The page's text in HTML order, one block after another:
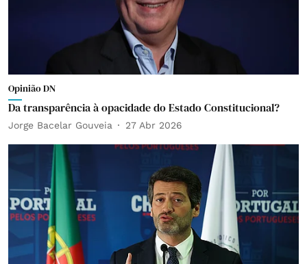
Opinião DN
Da transparência à opacidade do Estado Constitucional?
Jorge Bacelar Gouveia 27 Abr 2026